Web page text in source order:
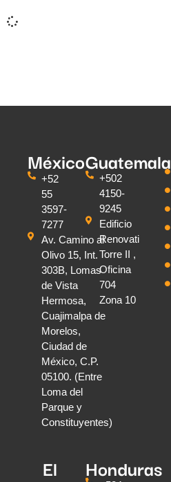
México
+52
55
3597-
7277
Av. Camino al
Olivo 15, Int.
303B, Lomas
de Vista
Hermosa,
Cuajimalpa de
Morelos,
Ciudad de
México, C.P.
05100. (Entre
Loma del
Parque y
Constituyentes)
Guatemala
+502
4150-
9245
Edificio
Renovati
Torre II ,
Oficina
704
Zona 10
El Honduras